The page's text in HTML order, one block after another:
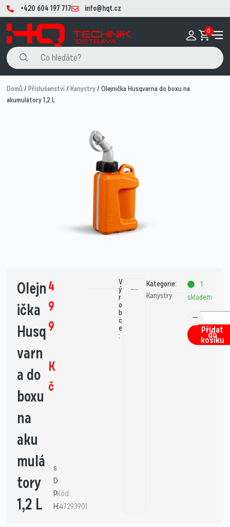
+420 604 197 717 info@hqt.cz
0
Domů /Příslušenství/Kanystry/ Olejnička Husqvarna do boxu na
akumulátory 1,2 L
Olejn
ička
Husq
varn
a do
boxu
na
aku
mulá
tory
1,2 L
4
9
9
K
č
s
D
P
H
Kód:
547293901
V
ý
r
o
b
c
e
:
Kategorie:
Kanystry
1
skladem
Přidat
do
košíku